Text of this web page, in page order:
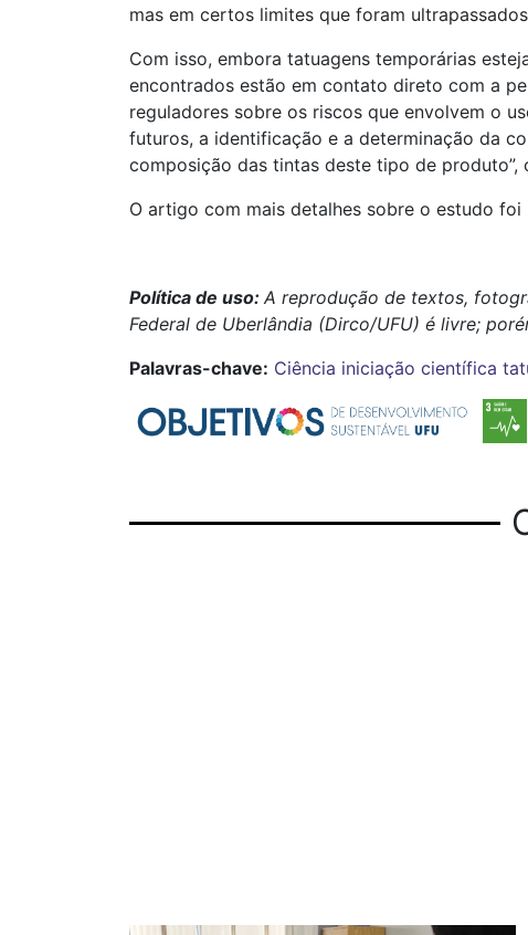
mas em certos limites que foram
Com isso, embora tatuagens temporárias
encontrados estão em contato direto com a
reguladores sobre os riscos que envolvem o
futuros, a identificação e a determinação da
composição das tintas deste tipo de produto”,
O artigo com mais detalhes sobre o estudo
Política de uso: A reprodução de textos,
Federal de Uberlândia (Dirco/UFU) é livre;
Palavras-chave: Ciência iniciação científica